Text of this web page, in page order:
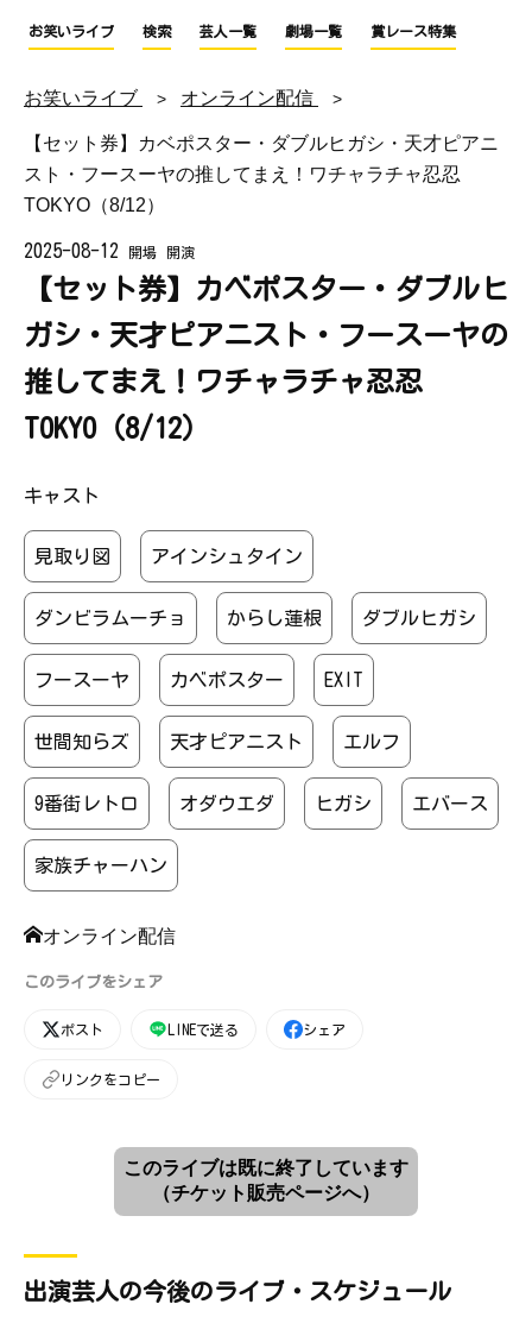
お笑いライブ 検索 芸人一覧 劇場一覧 賞レース特集
お笑いライブ オンライン配信
【セット券】カベポスター・ダブルヒガシ・天才ピアニ
スト・フースーヤの推してまえ！ワチャラチャ忍忍
TOKYO（8/12）
2025-08-12 開場 開演
【セット券】カベポスター・ダブルヒ
ガシ・天才ピアニスト・フースーヤの
推してまえ！ワチャラチャ忍忍
TOKYO（8/12）
キャスト
見取り図 アインシュタイン
ダンビラムーチョ からし蓮根 ダブルヒガシ
フースーヤ カベポスター EXIT
世間知らズ 天才ピアニスト エルフ
9番街レトロ オダウエダ ヒガシ エバース
家族チャーハン
オンライン配信
このライブをシェア
ポスト LINEで送る シェア
リンクをコピー
このライブは既に終了しています
（チケット販売ページへ）
出演芸人の今後のライブ・スケジュール